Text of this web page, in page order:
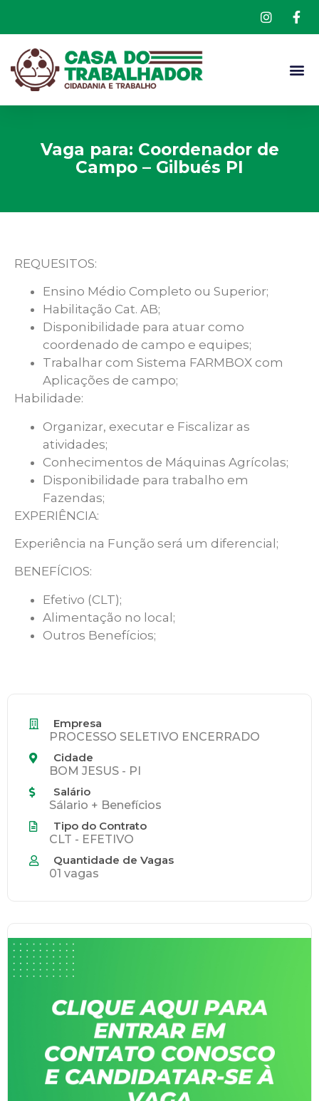
Vaga para: Coordenador de
Campo – Gilbués PI
REQUESITOS:
Ensino Médio Completo ou Superior;
Habilitação Cat. AB;
Disponibilidade para atuar como
coordenado de campo e equipes;
Trabalhar com Sistema FARMBOX com
Aplicações de campo;
Habilidade:
Organizar, executar e Fiscalizar as
atividades;
Conhecimentos de Máquinas Agrícolas;
Disponibilidade para trabalho em
Fazendas;
EXPERIÊNCIA:
Experiência na Função será um diferencial;
BENEFÍCIOS:
Efetivo (CLT);
Alimentação no local;
Outros Benefícios;
Empresa
PROCESSO SELETIVO ENCERRADO
Cidade
BOM JESUS - PI
Salário
Sálario + Benefícios
Tipo do Contrato
CLT - EFETIVO
Quantidade de Vagas
01 vagas